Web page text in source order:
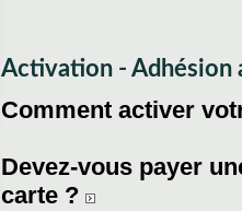
Activation - Adhésion
Comment activer
Devez-vous payer
carte ?